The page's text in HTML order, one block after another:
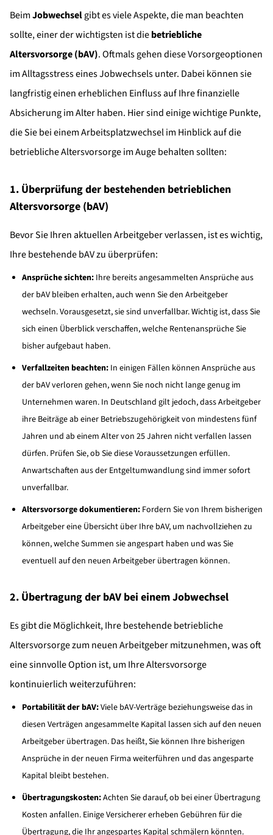
BeimJobwechselgibt es viele Aspekte, die man beachten
sollte, einer der wichtigsten ist diebetriebliche
Altersvorsorge (bAV). Oftmals gehen diese Vorsorgeoptionen
im Alltagsstress eines Jobwechsels unter. Dabei können sie
langfristig einen erheblichen Einfluss auf Ihre finanzielle
Absicherung im Alter haben. Hier sind einige wichtige Punkte,
die Sie bei einem Arbeitsplatzwechsel im Hinblick auf die
betriebliche Altersvorsorge im Auge behalten sollten:
1. Überprüfung der bestehenden betrieblichen
Altersvorsorge (bAV)
Bevor Sie Ihren aktuellen Arbeitgeber verlassen, ist es wichtig,
Ihre bestehende bAV zu überprüfen:
Ansprüche sichten: Ihre bereits angesammelten Ansprüche aus
der bAV bleiben erhalten, auch wenn Sie den Arbeitgeber
wechseln. Vorausgesetzt, sie sind unverfallbar. Wichtig ist, dass Sie
sich einen Überblick verschaffen, welche Rentenansprüche Sie
bisher aufgebaut haben.
Verfallzeiten beachten: In einigen Fällen können Ansprüche aus
der bAV verloren gehen, wenn Sie noch nicht lange genug im
Unternehmen waren. In Deutschland gilt jedoch, dass Arbeitgeber
ihre Beiträge ab einer Betriebszugehörigkeit von mindestens fünf
Jahren und ab einem Alter von 25 Jahren nicht verfallen lassen
dürfen. Prüfen Sie, ob Sie diese Voraussetzungen erfüllen.
Anwartschaften aus der Entgeltumwandlung sind immer sofort
unverfallbar.
Altersvorsorge dokumentieren: Fordern Sie von Ihrem bisherigen
Arbeitgeber eine Übersicht über Ihre bAV, um nachvollziehen zu
können, welche Summen sie angespart haben und was Sie
eventuell auf den neuen Arbeitgeber übertragen können.
2. Übertragung der bAV bei einem Jobwechsel
Es gibt die Möglichkeit, Ihre bestehende betriebliche
Altersvorsorge zum neuen Arbeitgeber mitzunehmen, was oft
eine sinnvolle Option ist, um Ihre Altersvorsorge
kontinuierlich weiterzuführen:
Portabilität der bAV:Viele bAV-Verträge beziehungsweise das in
diesen Verträgen angesammelte Kapital lassen sich auf den neuen
Arbeitgeber übertragen. Das heißt, Sie können Ihre bisherigen
Ansprüche in der neuen Firma weiterführen und das angesparte
Kapital bleibt bestehen.
Übertragungskosten:Achten Sie darauf, ob bei einer Übertragung
Kosten anfallen. Einige Versicherer erheben Gebühren für die
Übertragung, die Ihr angespartes Kapital schmälern könnten.